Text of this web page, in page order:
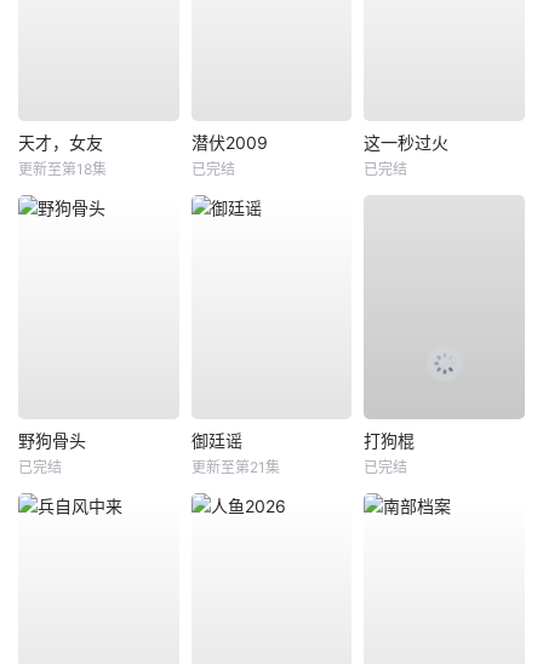
天才，女友
更新至第18集
潜伏2009
已完结
这一秒过火
已完结
野狗骨头
已完结
御廷谣
更新至第21集
打狗棍
已完结